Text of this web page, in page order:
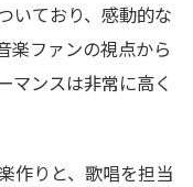
いており、感動的な
楽ファンの視点から
マンスは非常に高く
作りと、歌唱を担当